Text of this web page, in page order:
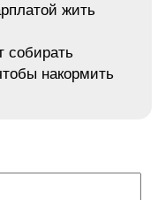
жить
собирать
накормить